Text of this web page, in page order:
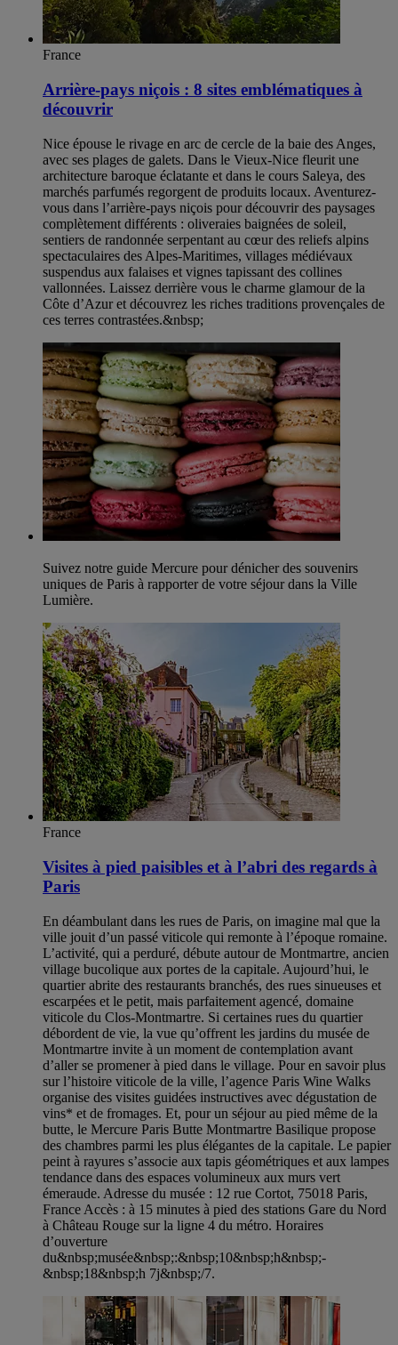
France
Arrière-pays niçois : 8 sites emblématiques à
découvrir
Nice épouse le rivage en arc de cercle de la baie des Anges,
avec ses plages de galets. Dans le Vieux-Nice fleurit une
architecture baroque éclatante et dans le cours Saleya, des
marchés parfumés regorgent de produits locaux. Aventurez-
vous dans l’arrière-pays niçois pour découvrir des paysages
complètement différents : oliveraies baignées de soleil,
sentiers de randonnée serpentant au cœur des reliefs alpins
spectaculaires des Alpes-Maritimes, villages médiévaux
suspendus aux falaises et vignes tapissant des collines
vallonnées. Laissez derrière vous le charme glamour de la
Côte d’Azur et découvrez les riches traditions provençales de
ces terres contrastées.&nbsp;
Suivez notre guide Mercure pour dénicher des souvenirs
uniques de Paris à rapporter de votre séjour dans la Ville
Lumière.
France
Visites à pied paisibles et à l’abri des regards à
Paris
En déambulant dans les rues de Paris, on imagine mal que la
ville jouit d’un passé viticole qui remonte à l’époque romaine.
L’activité, qui a perduré, débute autour de Montmartre, ancien
village bucolique aux portes de la capitale. Aujourd’hui, le
quartier abrite des restaurants branchés, des rues sinueuses et
escarpées et le petit, mais parfaitement agencé, domaine
viticole du Clos-Montmartre. Si certaines rues du quartier
débordent de vie, la vue qu’offrent les jardins du musée de
Montmartre invite à un moment de contemplation avant
d’aller se promener à pied dans le village. Pour en savoir plus
sur l’histoire viticole de la ville, l’agence Paris Wine Walks
organise des visites guidées instructives avec dégustation de
vins* et de fromages. Et, pour un séjour au pied même de la
butte, le Mercure Paris Butte Montmartre Basilique propose
des chambres parmi les plus élégantes de la capitale. Le papier
peint à rayures s’associe aux tapis géométriques et aux lampes
tendance dans des espaces volumineux aux murs vert
émeraude. Adresse du musée : 12 rue Cortot, 75018 Paris,
France Accès : à 15 minutes à pied des stations Gare du Nord
à Château Rouge sur la ligne 4 du métro. Horaires
d’ouverture
du&nbsp;musée&nbsp;:&nbsp;10&nbsp;h&nbsp;-
&nbsp;18&nbsp;h 7j&nbsp;/7.